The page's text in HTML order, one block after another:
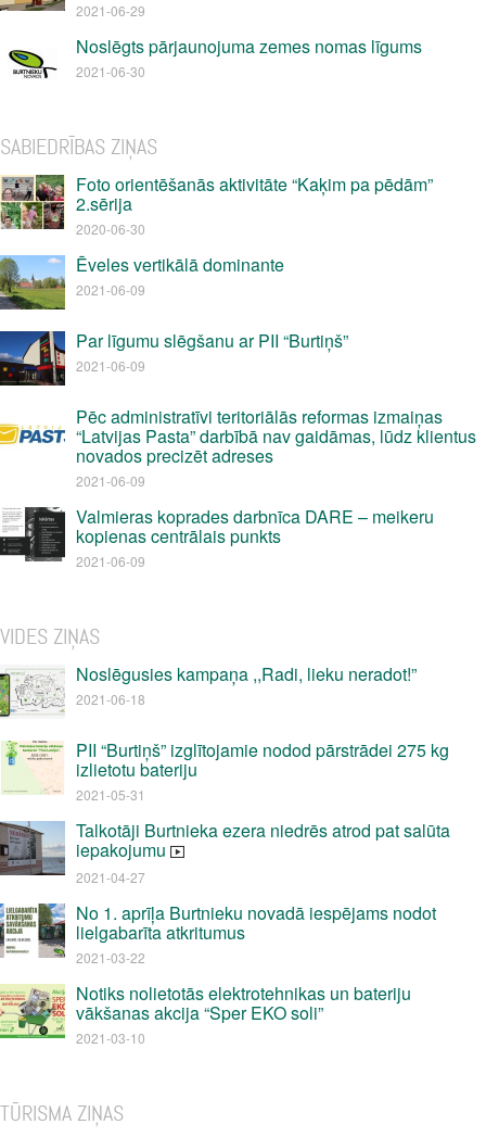
2021-06-29
Noslēgts pārjaunojuma zemes nomas līgums
2021-06-30
SABIEDRĪBAS ZIŅAS
Foto orientēšanās aktivitāte “Kaķim pa pēdām”
2.sērija
2020-06-30
Ēveles vertikālā dominante
2021-06-09
Par līgumu slēgšanu ar PII “Burtiņš”
2021-06-09
Pēc administratīvi teritoriālās reformas izmaiņas
“Latvijas Pasta” darbībā nav gaidāmas, lūdz klientus
novados precizēt adreses
2021-06-09
Valmieras koprades darbnīca DARE – meikeru
kopienas centrālais punkts
2021-06-09
VIDES ZIŅAS
Noslēgusies kampaņa ,,Radi, lieku neradot!”
2021-06-18
PII “Burtiņš” izglītojamie nodod pārstrādei 275 kg
izlietotu bateriju
2021-05-31
Talkotāji Burtnieka ezera niedrēs atrod pat salūta
iepakojumu
2021-04-27
No 1. aprīļa Burtnieku novadā iespējams nodot
lielgabarīta atkritumus
2021-03-22
Notiks nolietotās elektrotehnikas un bateriju
vākšanas akcija “Sper EKO soli”
2021-03-10
TŪRISMA ZIŅAS